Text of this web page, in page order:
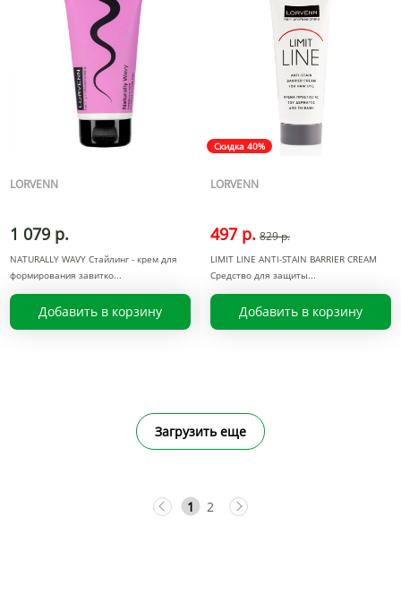
LORVENN
1 079 р.
NATURALLY WAVY Стайлинг - крем для
формирования завитко
Добавить в корзину
Скидка 40%
LORVENN
497 р. 829 р.
LIMIT LINE ANTI-STAIN BARRIER CREAM
Средство для защиты
Добавить в корзину
Загрузить еще
1 2